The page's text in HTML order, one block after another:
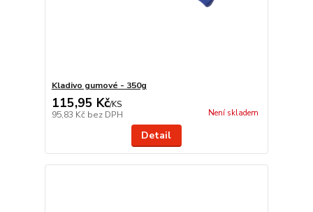
Kladivo gumové - 350g
115,95 Kč/KS
95,83 Kč bez DPH Není skladem
Detail